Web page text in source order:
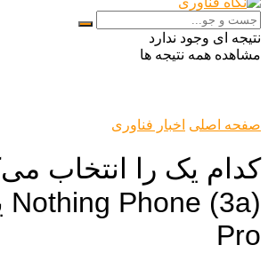
نتیجه ای وجود ندارد
مشاهده همه نتیجه ها
صفحه اصلی اخبار فناوری
کدام یک را انتخاب
Pro